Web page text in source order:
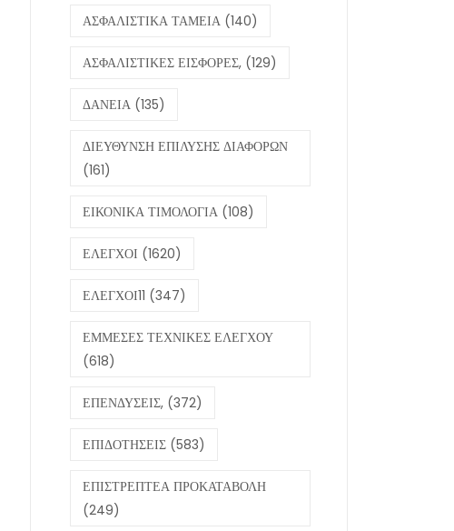
ΑΣΦΑΛΙΣΤΙΚΑ ΤΑΜΕΙΑ (140)
ΑΣΦΑΛΙΣΤΙΚΕΣ ΕΙΣΦΟΡΕΣ, (129)
ΔΑΝΕΙΑ (135)
ΔΙΕΥΘΥΝΣΗ ΕΠΙΛΥΣΗΣ ΔΙΑΦΟΡΩΝ
(161)
ΕΙΚΟΝΙΚΑ ΤΙΜΟΛΟΓΙΑ (108)
ΕΛΕΓΧΟΙ (1620)
ΕΛΕΓΧΟΙ11 (347)
ΕΜΜΕΣΕΣ ΤΕΧΝΙΚΕΣ ΕΛΕΓΧΟΥ
(618)
ΕΠΕΝΔΥΣΕΙΣ, (372)
ΕΠΙΔΟΤΗΣΕΙΣ (583)
ΕΠΙΣΤΡΕΠΤΕΑ ΠΡΟΚΑΤΑΒΟΛΗ
(249)